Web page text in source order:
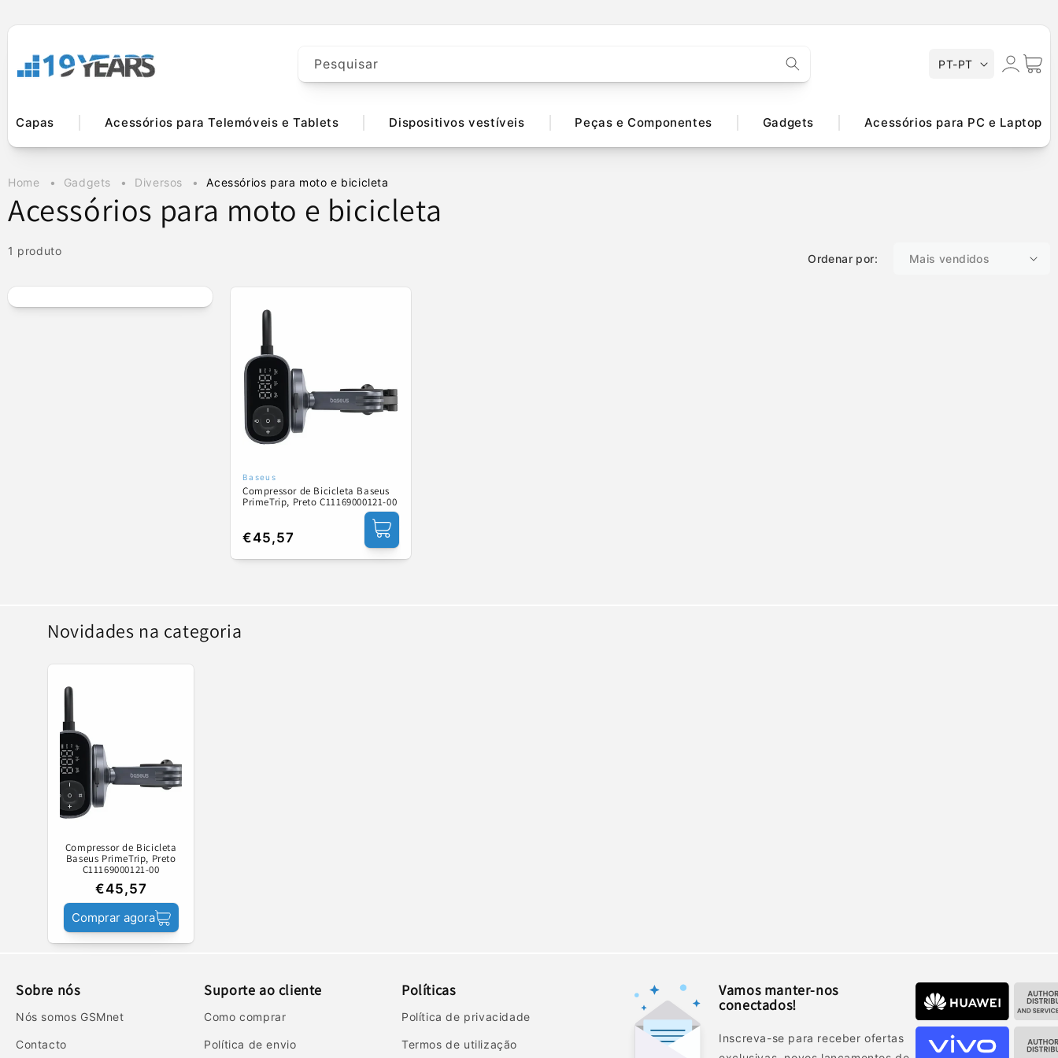
Pesquisar
o
PT-PT
Iniciar
sessão
Capas Acessórios para Telemóveis e Tablets Dispositivos vestíveis Peças e Componentes Gadgets Acessórios para PC e Laptop
Home Gadgets Diversos Acessórios para moto e bicicleta
C
o
l
e
Acessórios para moto e bicicleta
1 produto
Ordenar por:
Fornecedor:
Baseus
Compressor de Bicicleta Baseus
PrimeTrip, Preto C11169000121-00
Preço
normal
€45,57
Novidades na categoria
Compressor de Bicicleta
Baseus PrimeTrip, Preto
C11169000121-00
€45,57
Comprar agora
Sobre nós
Nós somos GSMnet
Contacto
Suporte ao cliente
Como comprar
Política de envio
Políticas
Política de privacidade
Termos de utilização
Vamos manter-nos
conectados!
Inscreva-se para receber ofertas